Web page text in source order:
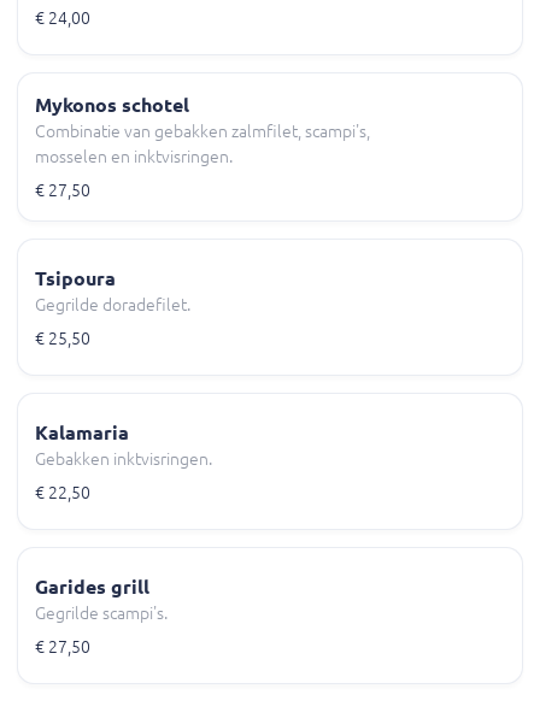
€ 24,00
Mykonos schotel
Combinatie van gebakken zalmfilet, scampi's,
mosselen en inktvisringen.
€ 27,50
Tsipoura
Gegrilde doradefilet.
€ 25,50
Kalamaria
Gebakken inktvisringen.
€ 22,50
Garides grill
Gegrilde scampi's.
€ 27,50